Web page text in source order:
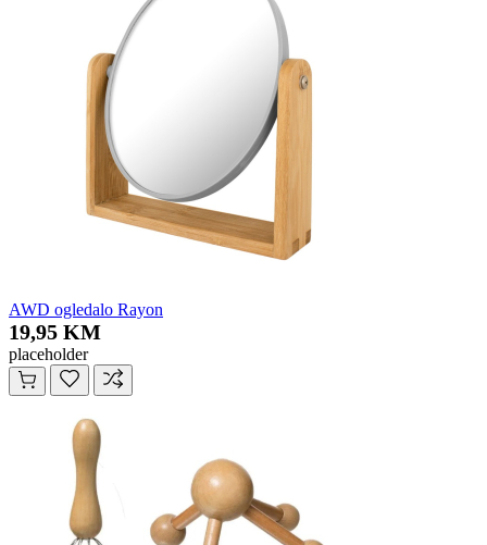
AWD ogledalo Rayon
19,95 KM
placeholder